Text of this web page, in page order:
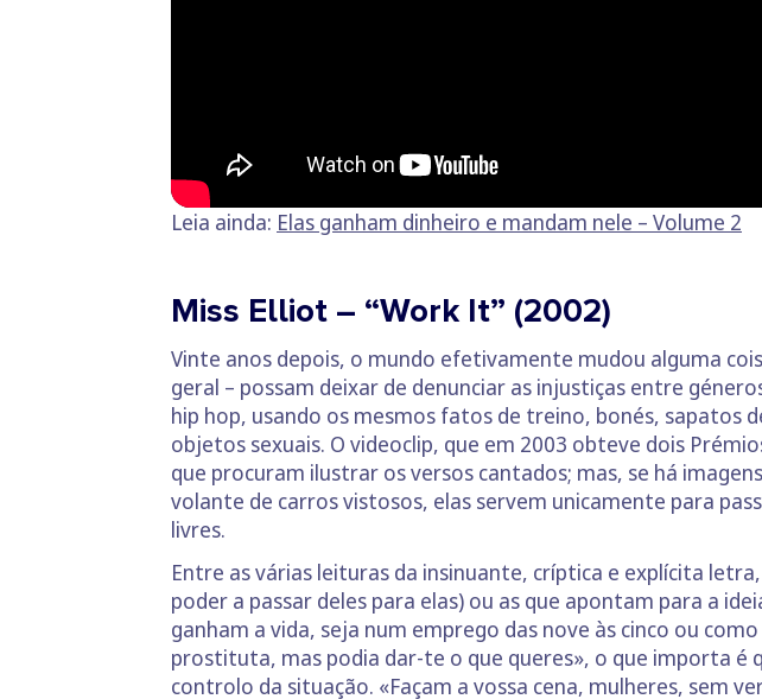
Leia ainda: Elas ganham dinheiro e mandam nele – Volume 2
Miss Elliot – “Work It” (2002)
Vinte anos depois, o mundo efetivamente mudou alguma
geral – possam deixar de denunciar as injustiças entre
hip hop, usando os mesmos fatos de treino, bonés, sapatos
objetos sexuais. O videoclip, que em 2003 obteve dois
que procuram ilustrar os versos cantados; mas, se há
volante de carros vistosos, elas servem unicamente para
livres.
Entre as várias leituras da insinuante, críptica e explícita
poder a passar deles para elas) ou as que apontam para a
ganham a vida, seja num emprego das nove às cinco ou
prostituta, mas podia dar-te o que queres», o que importa é
controlo da situação. «Façam a vossa cena, mulheres, sem